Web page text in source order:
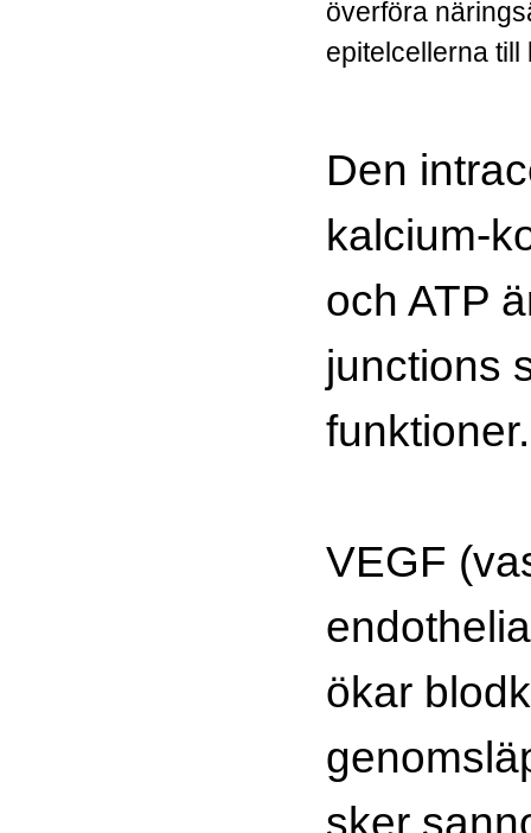
överföra
epitelcellerna
Den
kalcium-
och ATP
junctions
funktioner.
VEGF
ökar
sker